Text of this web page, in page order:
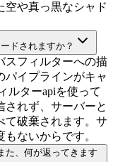
空や真っ黒なシャド
ドされますか？
スフィルターへの描
パイプラインがキャ
ルターapiを使って
されず、サーバーと
て破棄されます。サ
ないからです。
た、何が返ってきます